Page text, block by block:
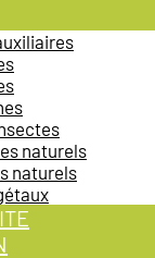
naturels
naturels